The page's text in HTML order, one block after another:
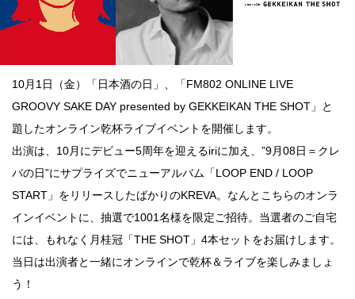
ンテ
ージ
写真
確認の
旅
古着
屋十四
叶える
阪
10月1日（金）「日本酒の日」、「FM802 ONLINE LIVE
GROOVY SAKE DAY presented by GEKKEIKAN THE SHOT」と
題したオンライン乾杯ライブイベントを開催します。
出演は、10月にデビュー5周年を迎えるiriに加え、”9月08日＝クレ
バの日”にサプライズでニューアルバム「LOOP END / LOOP
START」をリリースしたばかりのKREVA。なんとこちらのオンラ
インイベントに、抽選で1001名様を限定ご招待。当選者のご自宅
には、もれなく月桂冠「THE SHOT」4本セットをお届けします。
当日は出演者と一緒にオンラインで乾杯＆ライブを楽しみましょ
う！